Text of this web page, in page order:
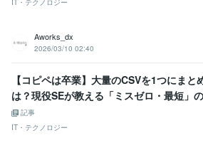
IT・テクノロジー
Aworks_dx
2026/03/10 02:40
【コピペは卒業】大量のCSVを1つにまと
は？現役SEが教える「ミスゼロ・最短」
記事
IT・テクノロジー